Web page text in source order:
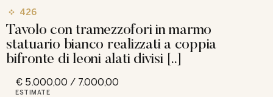
426
Tavolo con tramezzofori in marmo
statuario bianco realizzati a coppia
bifronte di leoni alati divisi [..]
€ 5.000,00 / 7.000,00
ESTIMATE